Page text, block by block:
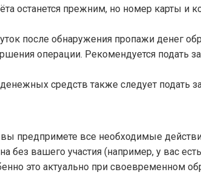
останется прежним, но номер карты и
после обнаружения пропажи денег
операции. Рекомендуется подать
средств также следует подать
предпримете все необходимые
без вашего участия (например, у вас
это актуально при своевременном